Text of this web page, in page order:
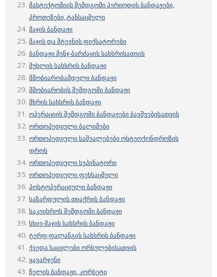
მასტექტომიის შემდგომი პერიოდის ბანდაჟები,
პროთეზები, ტანსაცმელი
მაჯის ბანდაჟი
მაჯის და მტევნის ფიქსატორები
ბანდაჟი მენჯ-ბარძაყის სახსრისათვის
მუხლის სახსრის ბანდაჟი
მშობიარობამდელი ბანდაჟი
მშობიარობის შემდგომი ბანდაჟი
მხრის სახსრის ბანდაჟი
ოპერაციის შემდგომი ბანდაჟები ბავშვებისათვის
ორთოპედიული ბალიშები
ორთოპედიული საშუალებები ოსტეოქონდროზის
დროს
ორთოპედიული სუპინატორი
ორთოპედიული ფეხსაცმელი
პოსტოპერაციული ბანდაჟი
საზარდულის თიაქრის ბანდაჟი
საკეისროს შემდგომი ბანდაჟი
სხივ-მაჯის სახსრის ბანდაჟი
ტერფ-ფალანგის სახსრის ბანდაჟი
ქვედა საცვლები ორსულებისათვის
ყავარჯენი
წელის ბანდაჟი, კორსეტი